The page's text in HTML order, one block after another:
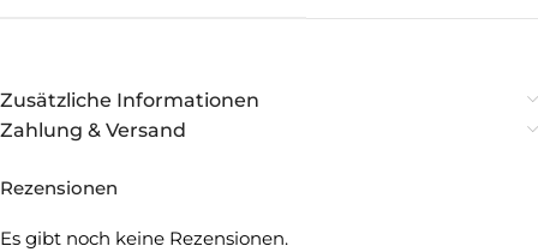
Zusätzliche Informationen
Zahlung & Versand
Rezensionen
Es gibt noch keine Rezensionen.